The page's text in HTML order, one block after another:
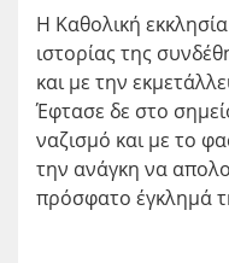
Η Καθολική
ιστορίας της
και με την
Έφτασε δε στο
ναζισμό και με το
την ανάγκη να
πρόσφατο έγκλημά